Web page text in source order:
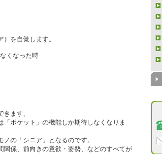
を自覚します。
くなった時
ます。
ポケット」の機能しか期待しなくなりま
の「シニア」となるのです。
関係、前向きの意欲・姿勢、などのすべてが